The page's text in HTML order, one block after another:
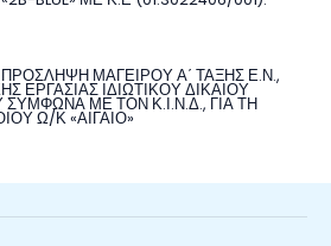
ΜΑΓΕΙΡΟΥ Α΄ ΤΑΞΗΣ Ε.Ν.,
ΕΡΓΑΣΙΑΣ ΙΔΙΩΤΙΚΟΥ ΔΙΚΑΙΟΥ
ΜΕ ΤΟΝ Κ.Ι.Ν.Δ., ΓΙΑ ΤΗ
Ω/Κ «ΑΙΓΑΙΟ»